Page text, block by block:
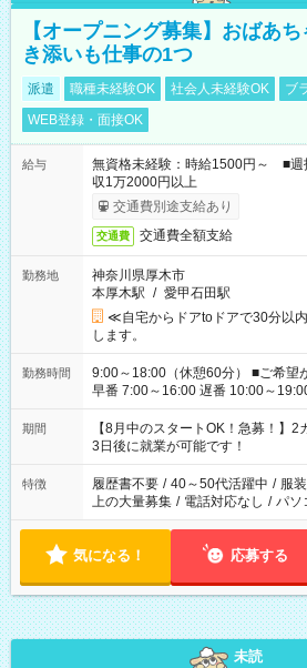
【オープニング募集】おばあ
き添いも仕事の1つ
派遣 職種未経験OK 社会人未経験OK
ブ
WEB登録・面接OK
給与
無資格未経験：時給1500円～ ■
収1万2000円以上
交通費別途支給あり
交通費 交通費全額支給
勤務地
神奈川県厚木市
本厚木駅 / 愛甲石田駅
≪自宅からドアtoドアで30分以
します。
勤務時間
9:00～18:00（休憩60分） ■ご希望があれば下記シフトもOK！
早番 7:00～16:00 遅番 10:00～19:00 夜
と休みを合わせたい」 「余裕を持
「できれば残業はしたくない」 な
ね。 ※Wワーク希望の方へ 今ご覧のお仕事で希望する勤務時間
と、もう1つのお仕事の勤務時間。
合は応募できません。
期間
【8月中のスタートOK！急募！】
3日後に就業が可能です！
特徴 履歴書不要 / 40～50代活躍中 / 服
上の大量募集 / 電話対応なし / パソ
気になる！ 応募する
未読